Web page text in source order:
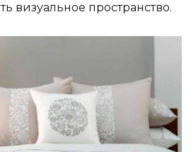
визуальное пространство.